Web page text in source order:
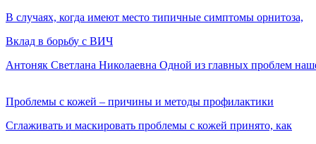
В случаях, когда имеют место типичные симптомы орнитоза,
Вклад в борьбу с ВИЧ
Антоняк Светлана Николаевна Одной из главных проблем
Проблемы с кожей – причины и методы профилактики
Сглаживать и маскировать проблемы с кожей принято, как